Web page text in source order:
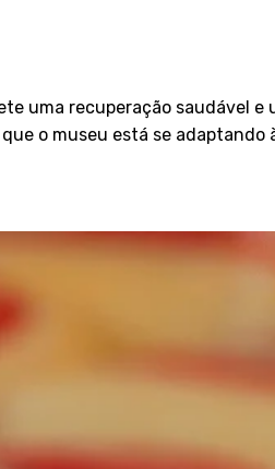
uma recuperação saudável
o museu está se adaptando